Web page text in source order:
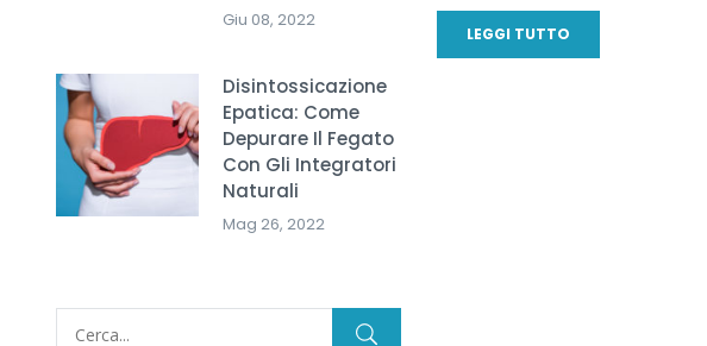
Giu 08, 2022
Disintossicazione
Epatica: Come
Depurare Il Fegato
Con Gli Integratori
Naturali
Mag 26, 2022
LEGGI TUTTO